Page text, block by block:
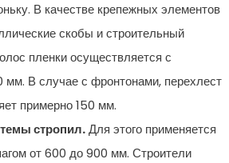
В качестве крепежных элементов
скобы и строительный
пленки осуществляется с
мм. В случае с фронтонами, перехлест
примерно 150 мм.
стропил.Для этого применяется
от 600 до 900 мм. Строители